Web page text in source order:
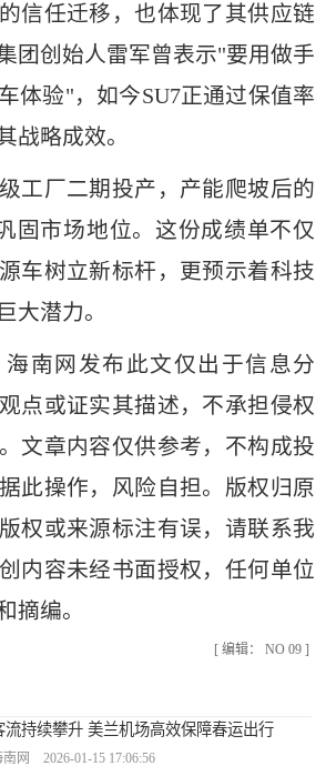
信任迁移，也体现了其供应链
团创始人雷军曾表示"要用做手
体验"，如今SU7正通过保值率
战略成效。
厂二期投产，产能爬坡后的
固市场地位。这份成绩单不仅
车树立新标杆，更预示着科技
大潜力。
网发布此文仅出于信息分
点或证实其描述，不承担侵权
文章内容仅供参考，不构成投
此操作，风险自担。版权归原
权或来源标注有误，请联系我
内容未经书面授权，任何单位
摘编。
[ 编辑： NO 09 ]
流持续攀升 美兰机场高效保障春运出行
南网 2026-01-15 17:06:56